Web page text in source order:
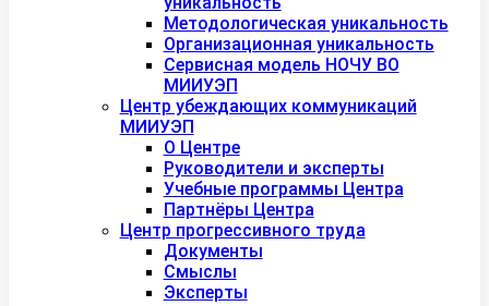
Методологическая уникальность
Организационная уникальность
Сервисная модель НОЧУ ВО
МИИУЭП
Центр убеждающих коммуникаций
МИИУЭП
О Центре
Руководители и эксперты
Учебные программы Центра
Партнёры Центра
Центр прогрессивного труда
Документы
Смыслы
Эксперты